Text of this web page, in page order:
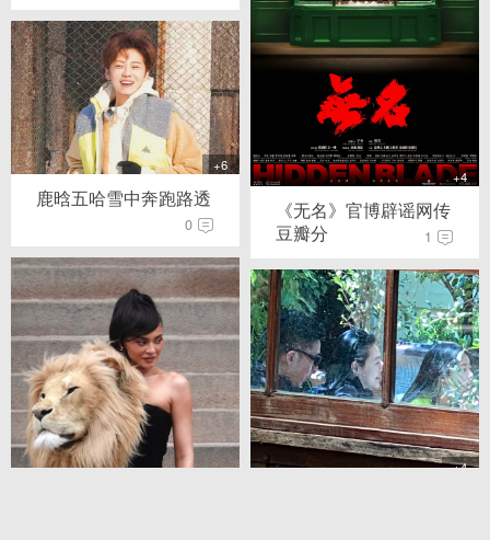
+6
鹿晗五哈雪中奔跑路透
0
+4
《无名》官博辟谣网传
豆瓣分
1
+4